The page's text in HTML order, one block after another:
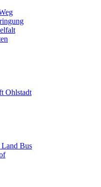
Ohlstadt
Bus